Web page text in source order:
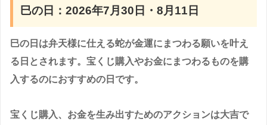
巳の日：2026年7月30日・8月11日
巳の日は弁天様に仕える蛇が金運にまつわる願いを叶え
る日とされます。宝くじ購入やお金にまつわるものを購
入するのにおすすめの日です。
宝くじ購入、お金を生み出すためのアクションは大吉で